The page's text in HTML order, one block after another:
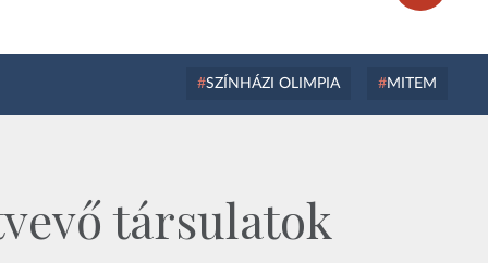
SZÍNHÁZI OLIMPIA MITEM
társulatok